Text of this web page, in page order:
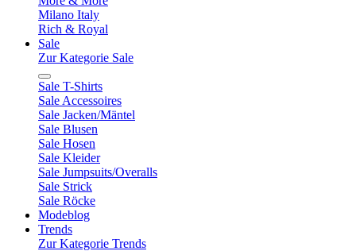
Milano Italy
Rich & Royal
Sale
Zur Kategorie Sale
Sale T-Shirts
Sale Accessoires
Sale Jacken/Mäntel
Sale Blusen
Sale Hosen
Sale Kleider
Sale Jumpsuits/Overalls
Sale Strick
Sale Röcke
Modeblog
Trends
Zur Kategorie Trends